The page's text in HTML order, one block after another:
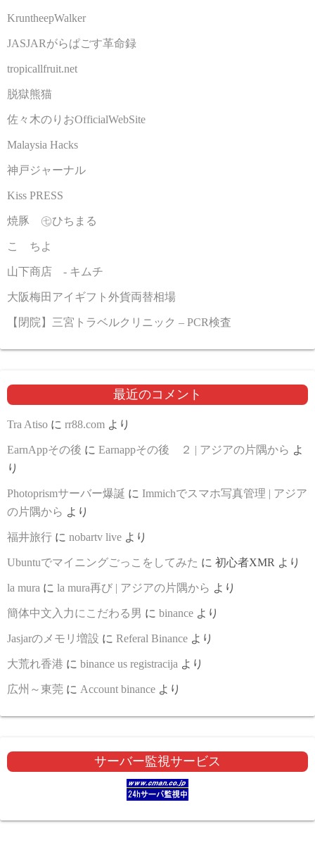
KruntheepWalker
JASJARがらぱごす革命録
tropicallfruit.net
脱獄熊猫
佐々木のりおOfficialWebSite
Malaysia Hacks
神戸ジャーナル
Kiss PRESS
焼豚 ㊆ひちまる
こゝちよ
山下商店 - キムチ
大阪梅田アイギフト外貨両替相場
【閉院】三宮トラベルクリニック – PCR検査
最近のコメント
Tra Atiso に rr88.com より
EarnAppその後 に Earnappその後 ２ | アジアの片隅から よ
り
Photoprismサーバー爆誕 に Immichでスマホ写真管理 | アジア
の片隅から より
福井旅行 に nobartv live より
Ubuntuでマイニングごっこをしてみた に 初心者XMR より
la mura に la mura再び | アジアの片隅から より
簡体中文入力にこだわる男 に binance より
Jasjarのメモリ増設 に Referal Binance より
大荒れ香港 に binance us registracija より
広州～東莞 に Account binance より
サーバー監視サービス